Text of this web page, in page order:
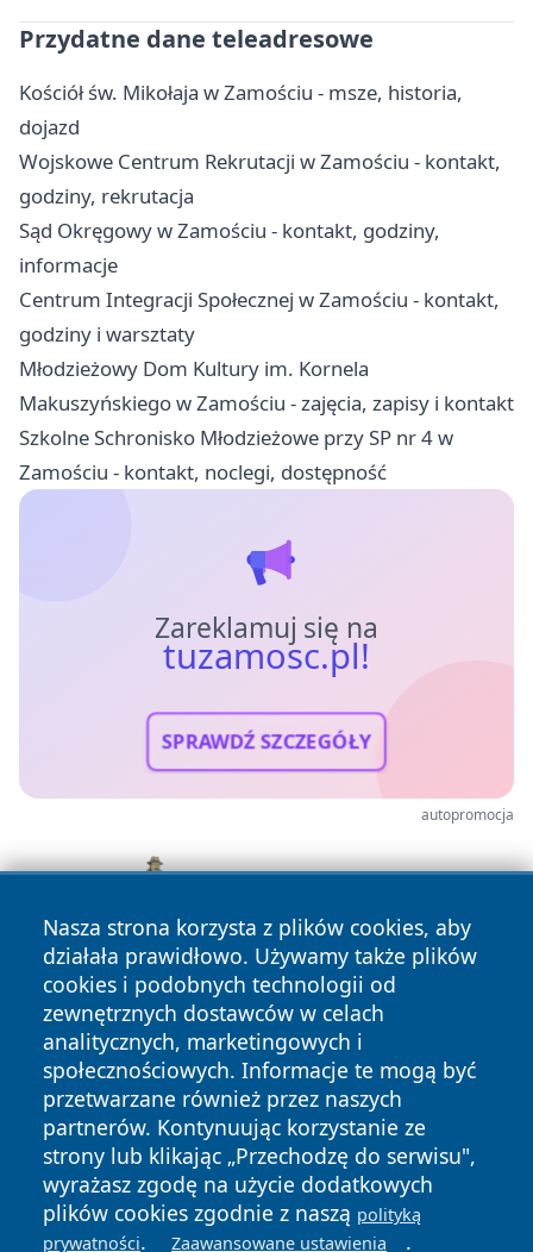
Przydatne dane teleadresowe
Kościół św. Mikołaja w Zamościu - msze, historia,
dojazd
Wojskowe Centrum Rekrutacji w Zamościu - kontakt,
godziny, rekrutacja
Sąd Okręgowy w Zamościu - kontakt, godziny,
informacje
Centrum Integracji Społecznej w Zamościu - kontakt,
godziny i warsztaty
Młodzieżowy Dom Kultury im. Kornela
Makuszyńskiego w Zamościu - zajęcia, zapisy i kontakt
Szkolne Schronisko Młodzieżowe przy SP nr 4 w
Zamościu - kontakt, noclegi, dostępność
Zareklamuj się na
tuzamosc.pl!
SPRAWDŹ SZCZEGÓŁY
autopromocja
Nasza strona korzysta z plików cookies, aby
działała prawidłowo. Używamy także plików
cookies i podobnych technologii od
zewnętrznych dostawców w celach
analitycznych, marketingowych i
społecznościowych. Informacje te mogą być
przetwarzane również przez naszych
partnerów. Kontynuując korzystanie ze
strony lub klikając „Przechodzę do serwisu",
wyrażasz zgodę na użycie dodatkowych
plików cookies zgodnie z naszą polityką
prywatności. Zaawansowane ustawienia .
Copyright © 2026 tuzamosc.pl Wszystkie prawa zastrzeżone.
Polityka
Polityka